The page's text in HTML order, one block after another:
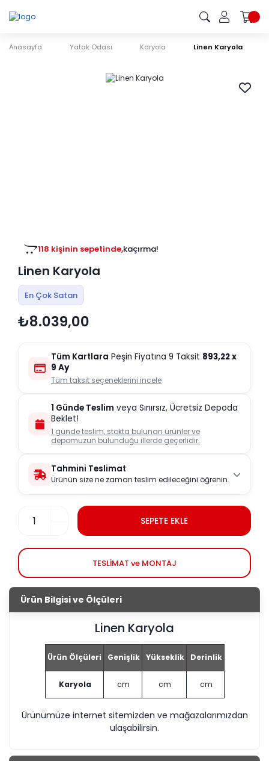
Anasayfa Yatak Odası Karyola Linen Karyola
118 kişinin sepetinde,kaçırma!
Linen Karyola
En Çok Satan
₺8.039,00
Tüm Kartlara Peşin Fiyatına 9 Taksit 893,22x
9 Ay
Tüm taksit seçeneklerini incele
1 Günde Teslim veya Sınırsız, Ücretsiz Depoda
Beklet!
1 günde teslim, stokta bulunan ürünler ve
depomuzun bulunduğu illerde geçerlidir.
Tahmini Teslimat
Ürünün size ne zaman teslim edileceğini öğrenin.
SEPETE EKLE
TESLİMAT ve MONTAJ
Ürün Bilgisi ve Ölçüleri
Linen Karyola
Ürün Ölçüleri Genişlik Yükseklik Derinlik
Karyola cm cm cm
Ürünümüze internet sitemizden ve mağazalarımızdan
ulaşabilirsin.